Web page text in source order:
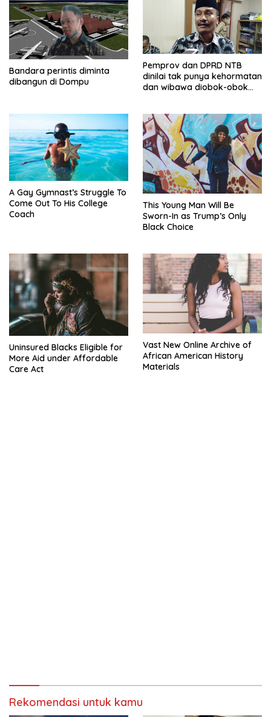
Bandara perintis diminta
dibangun di Dompu
Pemprov dan DPRD NTB
dinilai tak punya kehormatan
dan wibawa diobok-obok
A Gay Gymnast’s Struggle To
Come Out To His College
Coach
This Young Man Will Be
Sworn-In as Trump’s Only
Black Choice
Uninsured Blacks Eligible for
More Aid under Affordable
Care Act
Vast New Online Archive of
African American History
Materials
Rekomendasi untuk kamu